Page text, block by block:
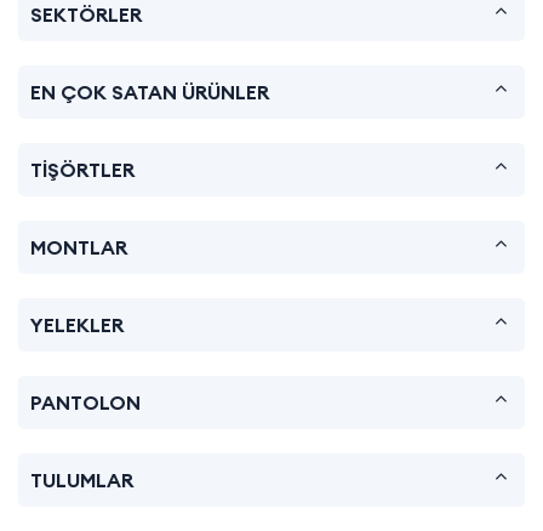
SEKTÖRLER
EN ÇOK SATAN ÜRÜNLER
TİŞÖRTLER
MONTLAR
YELEKLER
PANTOLON
TULUMLAR